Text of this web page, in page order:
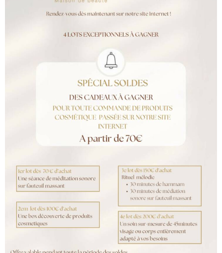
caractère personnel en France, ou du moins au sein de
lorsque vous utilisez notre plateforme ou dans le cadre de nos
services soient transférées dans d’autres pays. C’est par
exemple le cas si certains de nos prestataires sont situés en
dehors de l’Espace Economique Européen.
En cas de Transfert de ce type, nous garantissons que celui-ci
Vers un pays assurant un niveau de protection adéquat,
c’est-à-dire un niveau de protection équivalent à ce que les
Dans le cadre de clauses contractuelles types ;
Dans le cadre de règles internes d’entreprise.
7.COMBIEN DE TEMPS CONSERVONS-
NOUS VOS DONNÉES À CARACTÈRE
PERSONNEL ?
Nous conservons vos Données à caractère personnel